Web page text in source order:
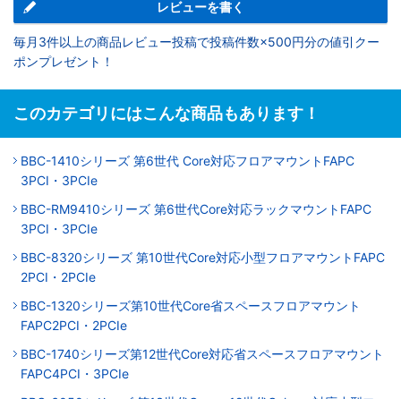
レビューを書く
毎月3件以上の商品レビュー投稿で投稿件数×500円分の値引クー
ポンプレゼント！
このカテゴリにはこんな商品もあります！
BBC-1410シリーズ 第6世代 Core対応フロアマウントFAPC
3PCI・3PCIe
BBC-RM9410シリーズ 第6世代Core対応ラックマウントFAPC
3PCI・3PCIe
BBC-8320シリーズ 第10世代Core対応小型フロアマウントFAPC
2PCI・2PCIe
BBC-1320シリーズ第10世代Core省スペースフロアマウント
FAPC2PCI・2PCIe
BBC-1740シリーズ第12世代Core対応省スペースフロアマウント
FAPC4PCI・3PCIe